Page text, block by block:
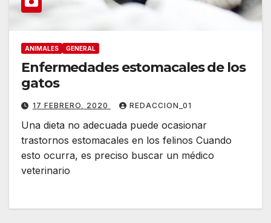
ANIMALES GENERAL
Enfermedades estomacales de los
gatos
17 FEBRERO, 2020 REDACCION_01
Una dieta no adecuada puede ocasionar
trastornos estomacales en los felinos Cuando
esto ocurra, es preciso buscar un médico
veterinario